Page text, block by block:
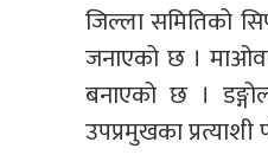
जिल्ला समितिको
जनाएको छ ।
बनाएको छ ।
उपप्रमुखका